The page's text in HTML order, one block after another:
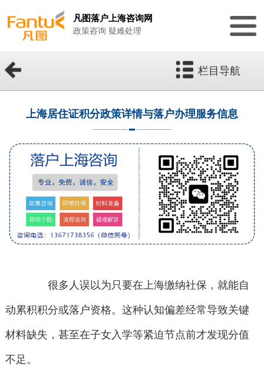
凡图落户上海咨询网
政策咨询 疑难处理
栏目导航
上海居住证积分政策详情与落户办理服务信息
很多人误以为只要在上海缴纳社保，就能自
动累积积分或落户资格。这种认知偏差经常导致关键
材料缺失，甚至在子女入学等紧迫节点前才发现分值
不足。